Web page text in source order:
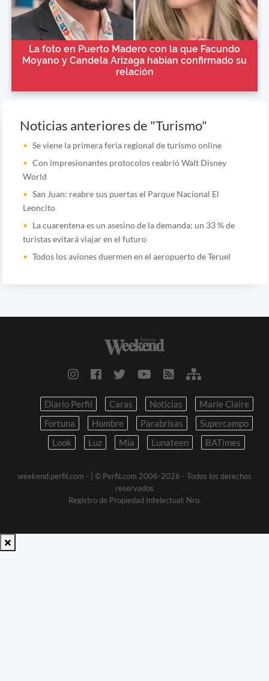
La foto en Puerto Madero con la que Facundo
Moyano y Candela Arizaga habían confirmado su
relación
Noticias anteriores de "Turismo"
Se viene la primera feria regional de turismo online
Con impresionantes protocolos reabrió Walt Disney
World
San Juan: reabre sus puertas el Parque Nacional El
Leoncito
La cuarentena es un asesino de la demanda: un 33 % de
turistas evitará viajar en el futuro
Todos los aviones duermen en el aeropuerto de Teruel
Diario Perfil Caras Noticias
Marie Claire
Fortuna
Hombre Parabrisas
Supercampo
Look
Luz Mia Lunateen BATimes
weekend.perfil.com - | © Perfil.com 2006-2026 - Todos los derechos
reservados
Registro de Propiedad Intelectual: Nro.